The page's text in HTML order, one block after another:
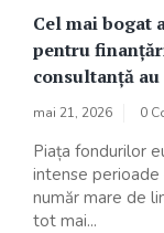
Cel mai bogat
pentru
consultanță
mai 21, 2026 0
Piața fondurilor
intense perioade
număr mare de
tot mai...